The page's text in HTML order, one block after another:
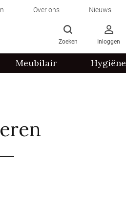
Over ons Nieuws
Zoeken Inloggen
Meubilair Hygiëne